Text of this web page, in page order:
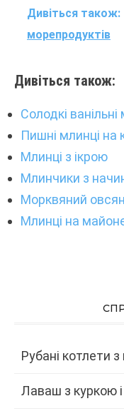
Дивіться також:
морепродуктів
Дивіться також:
Солодкі
Пишні млинці на
Млинці з ікрою
Млинчики з
Морквяний
Млинці на
Рубані котлети з
Лаваш з куркою